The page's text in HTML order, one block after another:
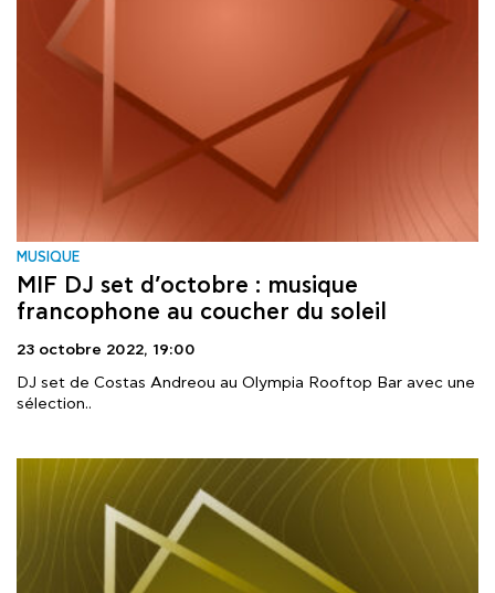
MUSIQUE
MIF DJ set d’octobre : musique
francophone au coucher du soleil
23 octobre 2022, 19:00
DJ set de Costas Andreou au Olympia Rooftop Bar avec une
sélection..